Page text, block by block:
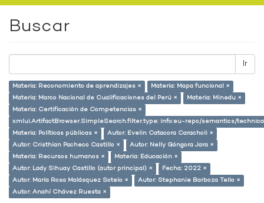
Buscar
Ir
Materia: Reconomiento de aprendizajes ×
Materia: Mapa funcional ×
Materia: Marco Nacional de Cualificaciones del Perú ×
Materia: Minedu ×
Materia: Certificación de Competencias ×
xmlui.ArtifactBrowser.SimpleSearch.filter.type: info:eu-repo/semantics/
Materia: Políticas públicas ×
Autor: Evelin Catacora Caracholi ×
Autor: Cristhian Pacheco Castillo ×
Autor: Nelly Góngora Jara ×
Materia: Recursos humanos ×
Materia: Educación ×
Autor: Lady Sihuay Castillo (autor principal) ×
Fecha: 2022 ×
Autor: María Rosa Malásquez Sotelo ×
Autor: Stephanie Barboza Tello ×
Autor: Anahí Chávez Ruesta ×